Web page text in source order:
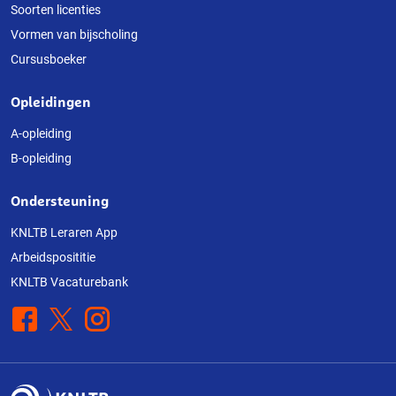
deze
website
Soorten licenties
Vormen van bijscholing
Cursusboeker
Opleidingen
A-opleiding
B-opleiding
Ondersteuning
KNLTB Leraren App
Arbeidsposititie
KNLTB Vacaturebank
Facebook
X Instagram